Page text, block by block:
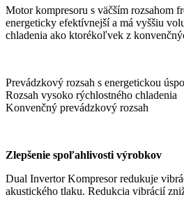
Motor kompresoru s väčším rozsahom
energeticky efektívnejší a má vyššiu
chladenia ako ktorékoľvek z
Prevádzkový rozsah s energetickou
Rozsah vysoko rýchlostného chladenia
Konvenčný prevádzkový rozsah
Zlepšenie spoľahlivosti výrobkov
Dual Invertor Kompresor redukuje
akustického tlaku. Redukcia vibrácií